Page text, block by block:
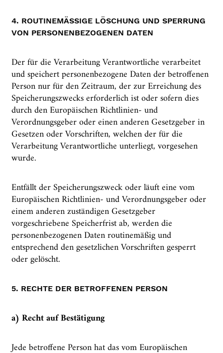
4. ROUTINEMÄSSIGE LÖSCHUNG UND SPERRUNG V
ON PERSONENBEZOGENEN DATEN
Der für die Verarbeitung Verantwortliche verarbeitet
und speichert personenbezogene Daten der betroffenen
Person nur für den Zeitraum, der zur Erreichung des
Speicherungszwecks erforderlich ist oder sofern dies
durch den Europäischen Richtlinien- und
Verordnungsgeber oder einen anderen Gesetzgeber in
Gesetzen oder Vorschriften, welchen der für die
Verarbeitung Verantwortliche unterliegt, vorgesehen
wurde.
Entfällt der Speicherungszweck oder läuft eine vom
Europäischen Richtlinien- und Verordnungsgeber oder
einem anderen zuständigen Gesetzgeber
vorgeschriebene Speicherfrist ab, werden die
personenbezogenen Daten routinemäßig und
entsprechend den gesetzlichen Vorschriften gesperrt
oder gelöscht.
5. RECHTE DER BETROFFENEN PERSON
a) Recht auf Bestätigung
Jede betroffene Person hat das vom Europäischen